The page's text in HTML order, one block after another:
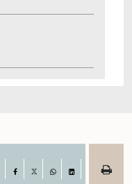
Facebook